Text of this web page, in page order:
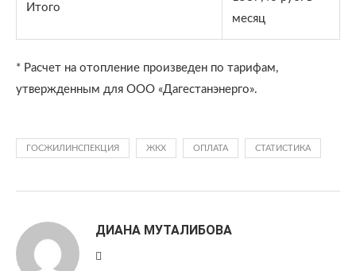
Итого
месяц
* Расчет на отопление произведен по тарифам,
утвержденным для ООО «Дагестанэнерго».
ГОСЖИЛИНСПЕКЦИЯ ЖКХ ОПЛАТА СТАТИСТИКА
ДИАНА МУТАЛИБОВА